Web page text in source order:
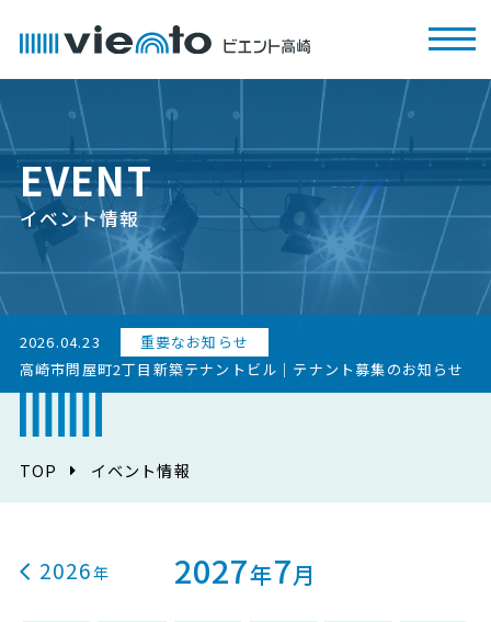
EVENT
イベント情報
2026.04.23
重要なお知らせ
高崎市問屋町2丁目新築テナントビル｜テナント募集のお知らせ
TOP イベント情報
2026 2027年7月